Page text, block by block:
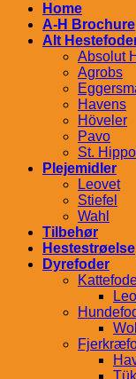
Home
A-H Brochure
Alt
Absolut
Agrobs
Havens
Höveler
Pavo
St.
Plejemidler
Leovet
Stiefel
Wahl
Tilbehør
Hestestrøelse
Dyrefoder